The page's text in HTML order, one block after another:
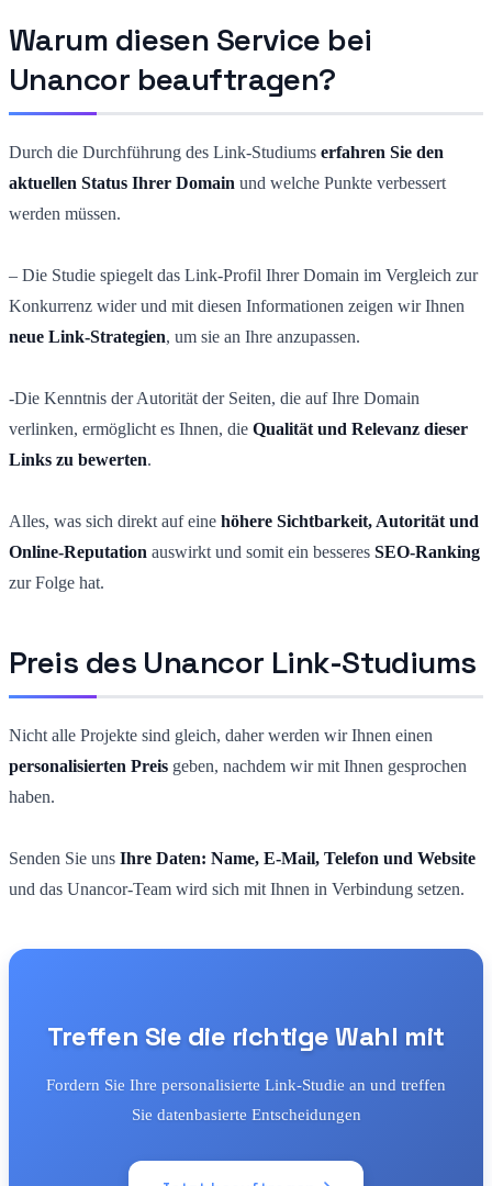
Warum diesen Service bei
Unancor beauftragen?
Durch die Durchführung des Link-Studiums erfahren Sie den
aktuellen Status Ihrer Domain und welche Punkte verbessert
werden müssen.
– Die Studie spiegelt das Link-Profil Ihrer Domain im Vergleich zur
Konkurrenz wider und mit diesen Informationen zeigen wir Ihnen
neue Link-Strategien, um sie an Ihre anzupassen.
-Die Kenntnis der Autorität der Seiten, die auf Ihre Domain
verlinken, ermöglicht es Ihnen, die Qualität und Relevanz dieser
Links zu bewerten.
Alles, was sich direkt auf eine höhere Sichtbarkeit, Autorität und
Online-Reputation auswirkt und somit ein besseres SEO-Ranking
zur Folge hat.
Preis des Unancor Link-Studiums
Nicht alle Projekte sind gleich, daher werden wir Ihnen einen
personalisierten Preis geben, nachdem wir mit Ihnen gesprochen
haben.
Senden Sie uns Ihre Daten: Name, E-Mail, Telefon und Website
und das Unancor-Team wird sich mit Ihnen in Verbindung setzen.
Treffen Sie die richtige Wahl mit
Fordern Sie Ihre personalisierte Link-Studie an und treffen
Sie datenbasierte Entscheidungen